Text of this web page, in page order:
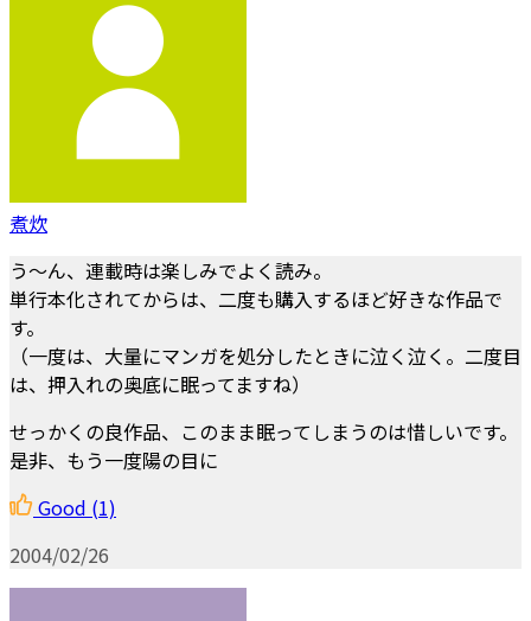
煮炊
う～ん、連載時は楽しみでよく読み。
単行本化されてからは、二度も購入するほど好きな作品で
す。
（一度は、大量にマンガを処分したときに泣く泣く。二度目
は、押入れの奥底に眠ってますね）
せっかくの良作品、このまま眠ってしまうのは惜しいです。
是非、もう一度陽の目に
Good (1)
2004/02/26